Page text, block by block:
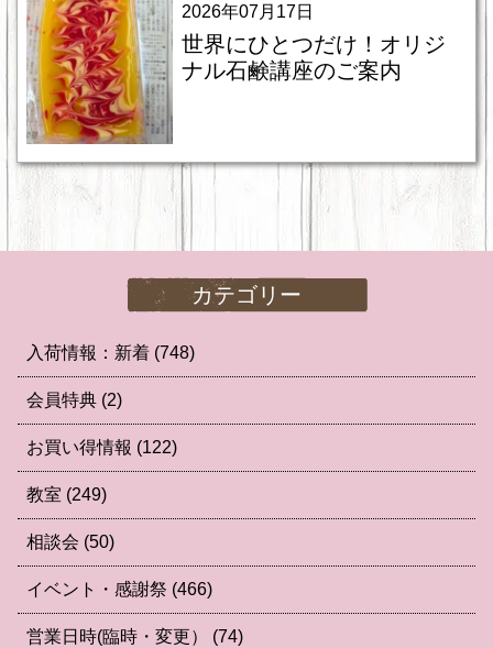
2026年07月17日
世界にひとつだけ！オリジ
ナル石鹸講座のご案内
カテゴリー
入荷情報：新着 (748)
会員特典 (2)
お買い得情報 (122)
教室 (249)
相談会 (50)
イベント・感謝祭 (466)
営業日時(臨時・変更） (74)